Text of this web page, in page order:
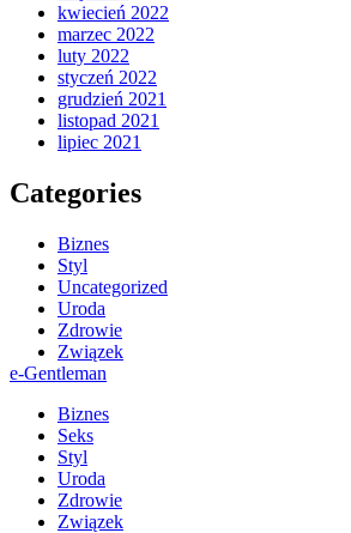
kwiecień 2022
marzec 2022
luty 2022
styczeń 2022
grudzień 2021
listopad 2021
lipiec 2021
Categories
Biznes
Styl
Uncategorized
Uroda
Zdrowie
Związek
e-Gentleman
Biznes
Seks
Styl
Uroda
Zdrowie
Związek